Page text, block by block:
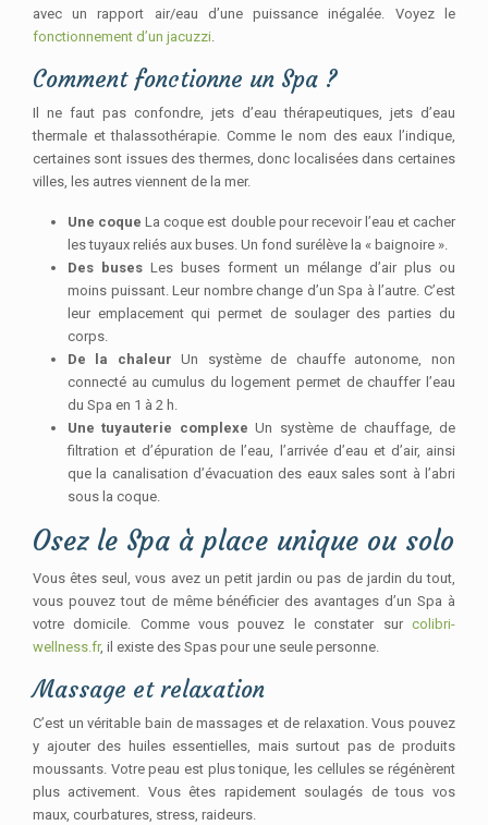
avec un rapport air/eau d’une puissance inégalée. Voyez le
fonctionnement d’un jacuzzi.
Comment fonctionne un Spa ?
Il ne faut pas confondre, jets d’eau thérapeutiques, jets d’eau
thermale et thalassothérapie. Comme le nom des eaux l’indique,
certaines sont issues des thermes, donc localisées dans certaines
villes, les autres viennent de la mer.
Une coque La coque est double pour recevoir l’eau et cacher
les tuyaux reliés aux buses. Un fond surélève la « baignoire ».
Des busesLes buses forment un mélange d’air plus ou
moins puissant. Leur nombre change d’un Spa à l’autre. C’est
leur emplacement qui permet de soulager des parties du
corps.
De la chaleur Un système de chauffe autonome, non
connecté au cumulus du logement permet de chauffer l’eau
du Spa en 1 à 2 h.
Une tuyauterie complexe Un système de chauffage, de
filtration et d’épuration de l’eau, l’arrivée d’eau et d’air, ainsi
que la canalisation d’évacuation des eaux sales sont à l’abri
sous la coque.
Osez le Spa à place unique ou solo
Vous êtes seul, vous avez un petit jardin ou pas de jardin du tout,
vous pouvez tout de même bénéficier des avantages d’un Spa à
votre domicile. Comme vous pouvez le constater sur colibri-
wellness.fr, il existe des Spas pour une seule personne.
Massage et relaxation
C’est un véritable bain de massages et de relaxation. Vous pouvez
y ajouter des huiles essentielles, mais surtout pas de produits
moussants. Votre peau est plus tonique, les cellules se régénèrent
plus activement. Vous êtes rapidement soulagés de tous vos
maux, courbatures, stress, raideurs.